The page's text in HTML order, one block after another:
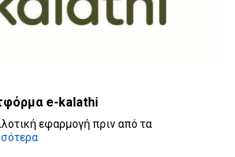
e-kalathi
εφαρμογή πριν από τα